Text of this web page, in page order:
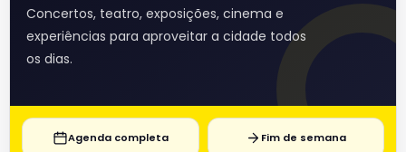
Concertos, teatro, exposições, cinema e
experiências para aproveitar a cidade todos
os dias.
Agenda completa Fim de semana